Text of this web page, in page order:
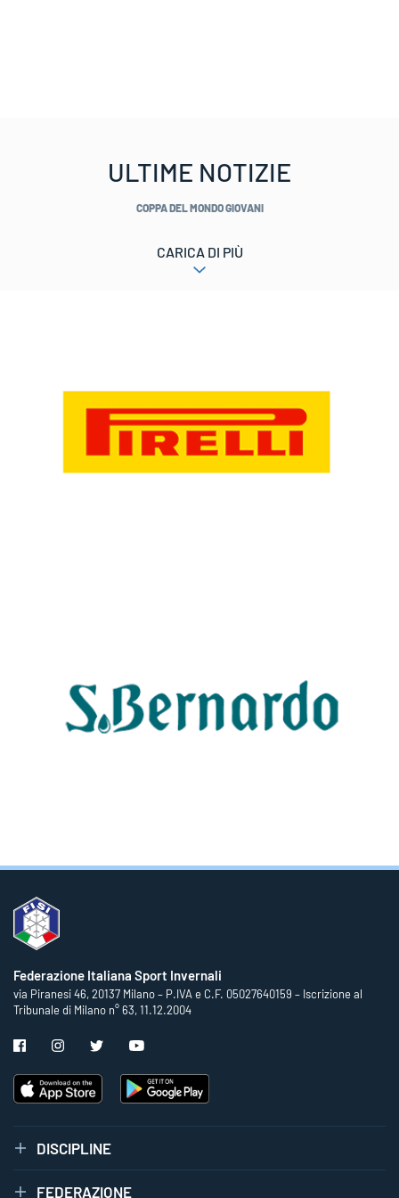
ULTIME NOTIZIE
COPPA DEL MONDO GIOVANI
CARICA DI PIÙ
Federazione Italiana Sport Invernali
via Piranesi 46, 20137 Milano – P.IVA e C.F. 05027640159 – Iscrizione al
Tribunale di Milano n° 63, 11.12.2004
DISCIPLINE
FEDERAZIONE